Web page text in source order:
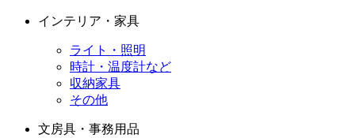
インテリア・家具
ライト・照明
時計・温度計など
収納家具
その他
文房具・事務用品